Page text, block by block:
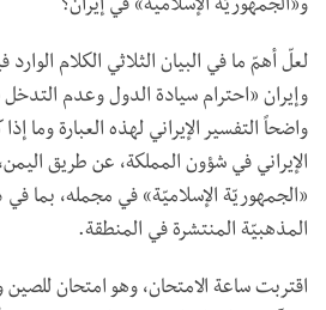
و«الجمهوريّة الإسلامية» في إيران؟
لعلّ أهمّ ما في البيان الثلاثي الكلام
وإيران «احترام سيادة الدول وعدم
واضحاً التفسير الإيراني لهذه العبارة وما
الإيراني في شؤون المملكة، عن طريق
«الجمهوريّة الإسلاميّة» في مجمله، بما في
المذهبيّة المنتشرة في المنطقة.
اقتربت ساعة الامتحان، وهو امتحان للصين